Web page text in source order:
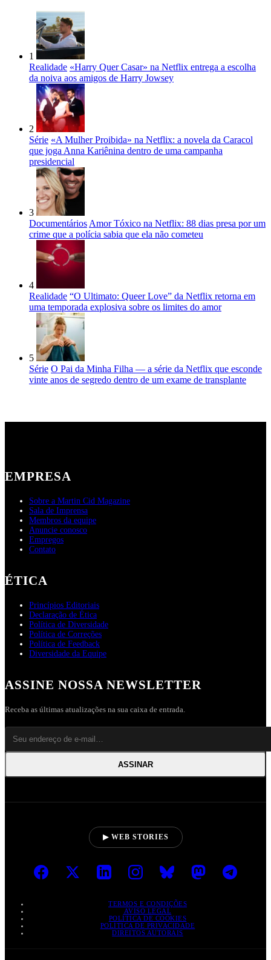
1
Realidade «Harry Quer Casar» na Netflix entrega a escolha
da noiva aos amigos de Harry Jowsey
2
Série «A Mulher Proibida» na Netflix: a novela da Caracol
que joga Anna Kariênina dentro de uma campanha
presidencial
3
Documentários Amor Tóxico na Netflix: 88 dias presa por um
crime que a polícia sabia que ela não cometeu
4
Realidade “O Ultimato: Queer Love” da Netflix retorna em
uma temporada explosiva sobre os limites do amor
5
Série O Pai da Minha Filha — a série da Netflix que esconde
vinte anos de segredo dentro de um exame de transplante
EMPRESA
Sobre a Martin Cid Magazine
Sala de Imprensa
Membros da equipe
Anuncie conosco
Empregos
Contato
ÉTICA
Princípios Editoriais
Declaração de Ética
Política de Diversidade
Política de Correções
Política de Feedback
Diversidade da Equipe
ASSINE NOSSA NEWSLETTER
Receba as últimas atualizações na sua caixa de entrada.
ASSINAR
▶ WEB STORIES
TERMOS E CONDIÇÕES
AVISO LEGAL
POLÍTICA DE COOKIES
POLÍTICA DE PRIVACIDADE
DIREITOS AUTORAIS